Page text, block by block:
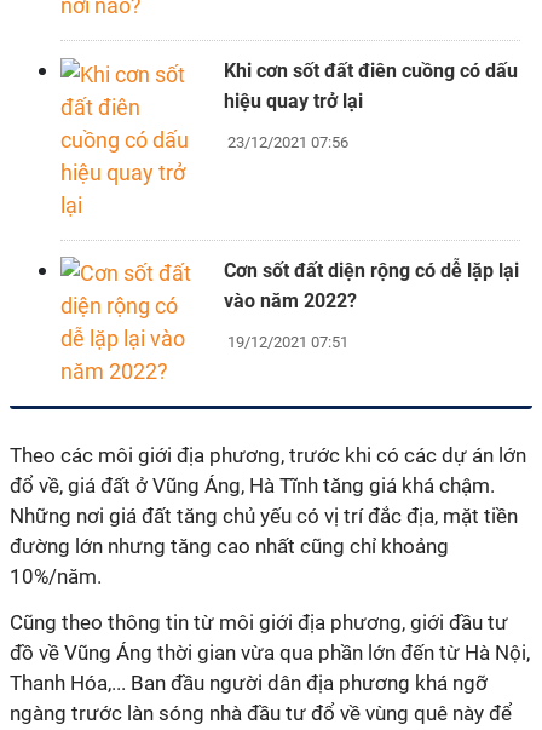
Khi cơn sốt đất điên cuồng có dấu
hiệu quay trở lại
23/12/2021 07:56
Cơn sốt đất diện rộng có dễ lặp lại
vào năm 2022?
19/12/2021 07:51
Theo các môi giới địa phương, trước khi có các dự án lớn
đổ về, giá đất ở Vũng Áng, Hà Tĩnh tăng giá khá chậm.
Những nơi giá đất tăng chủ yếu có vị trí đắc địa, mặt tiền
đường lớn nhưng tăng cao nhất cũng chỉ khoảng
10%/năm.
Cũng theo thông tin từ môi giới địa phương, giới đầu tư
đồ về Vũng Áng thời gian vừa qua phần lớn đến từ Hà Nội,
Thanh Hóa,... Ban đầu người dân địa phương khá ngỡ
ngàng trước làn sóng nhà đầu tư đổ về vùng quê này để